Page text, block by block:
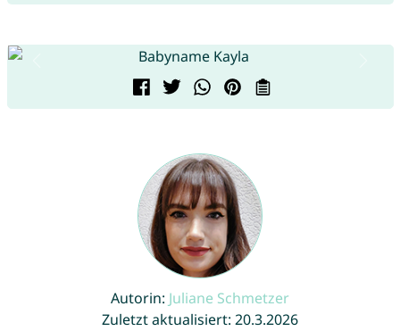
Autorin: Juliane Schmetzer
Zuletzt aktualisiert: 20.3.2026